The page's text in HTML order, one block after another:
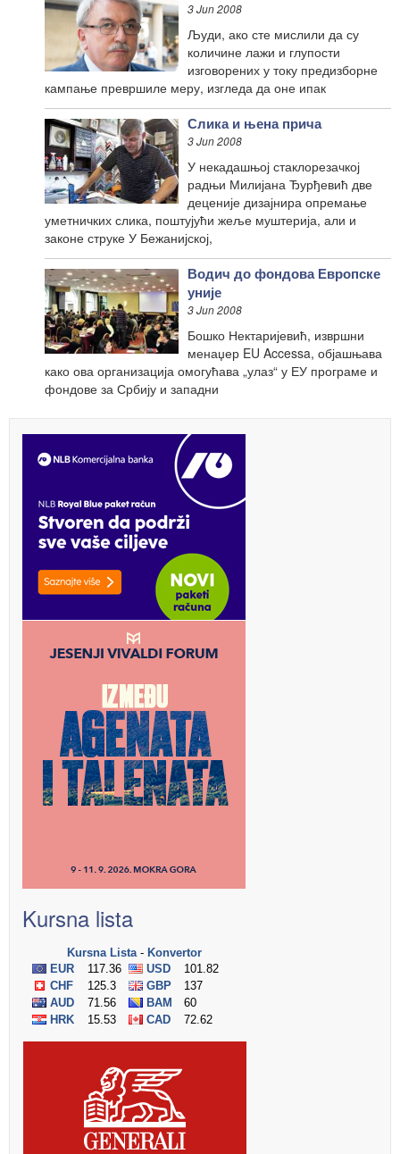
3 Jun 2008
Људи, ако сте мислили да су
количине лажи и глупости
изговорених у току предизборне
кампање превршиле меру, изгледа да оне ипак
Слика и њена прича
3 Jun 2008
У некадашњој стаклорезачкој
радњи Милијана Ђурђевић две
деценије дизајнира опремање
уметничких слика, поштујући жеље муштерија, али и
законе струке У Бежанијској,
Водич до фондова Европске
уније
3 Jun 2008
Бошко Нектаријевић, извршни
менаџер EU Accessa, објашњава
како ова организација омогућава „улаз“ у ЕУ програме и
фондове за Србију и западни
Kursna lista